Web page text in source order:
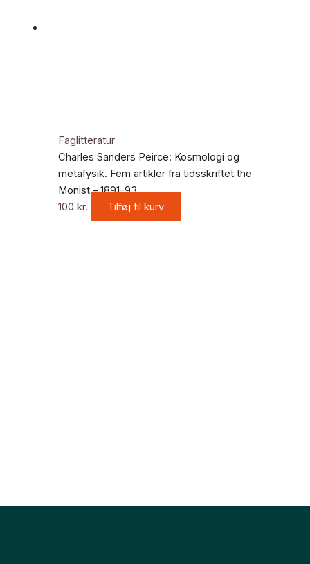
Faglitteratur
Charles Sanders Peirce: Kosmologi og
metafysik. Fem artikler fra tidsskriftet the
Monist – 1891-93
100 kr. Tilføj til kurv